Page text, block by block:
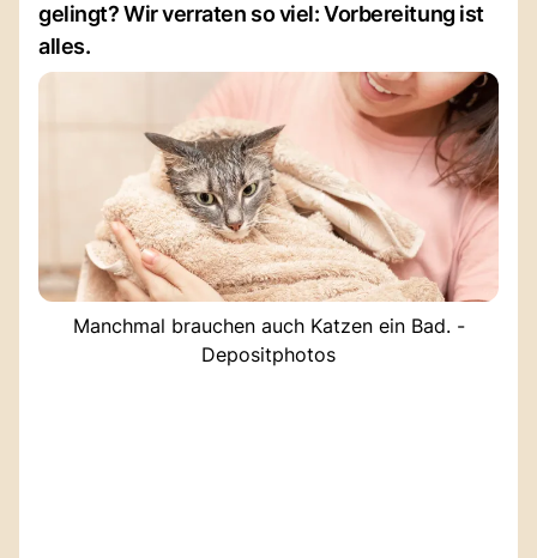
gelingt? Wir verraten so viel: Vorbereitung ist
alles.
Manchmal brauchen auch Katzen ein Bad. -
Depositphotos